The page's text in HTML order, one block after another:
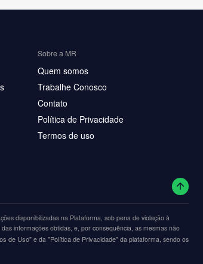
Sobre a MR
Quem somos
Trabalhe Conosco
Contato
Política de Privacidade
Termos de uso
disponibilizadas na Plataforma, sob pena de violação à
informações obtidas, e, por consequência, as mesmas não
de Uso"e da "Política de Privacidade" da plataforma, sendo os